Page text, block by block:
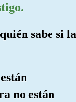
sabe si la
no están